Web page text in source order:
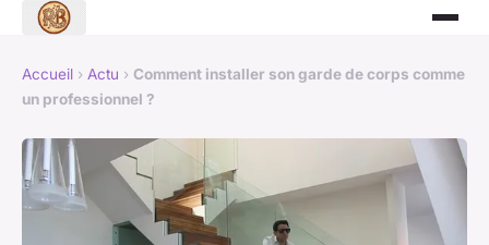
Accueil › Actu › Comment installer son garde de corps comme
un professionnel ?